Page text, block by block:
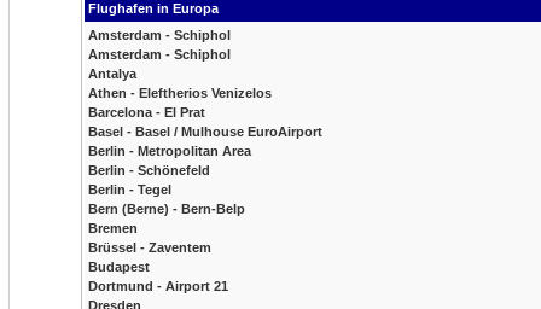
Flughafen in Europa
Amsterdam - Schiphol
Amsterdam - Schiphol
Antalya
Athen - Eleftherios Venizelos
Barcelona - El Prat
Basel - Basel / Mulhouse EuroAirport
Berlin - Metropolitan Area
Berlin - Schönefeld
Berlin - Tegel
Bern (Berne) - Bern-Belp
Bremen
Brüssel - Zaventem
Budapest
Dortmund - Airport 21
Dresden